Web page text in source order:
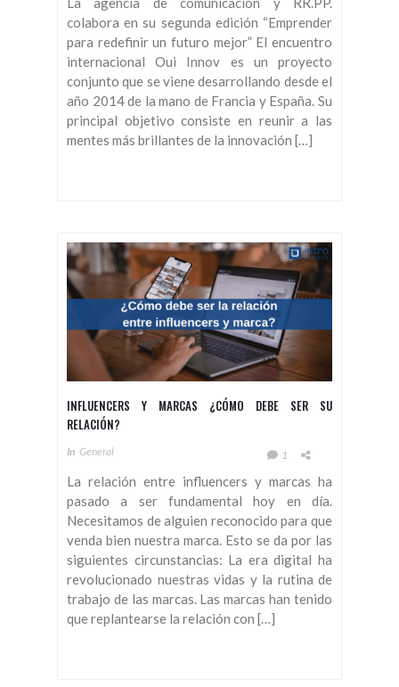
colabora en su segunda edición “Emprender
para redefinir un futuro mejor” El encuentro
internacional Oui Innov es un proyecto
conjunto que se viene desarrollando desde el
año 2014 de la mano de Francia y España. Su
principal objetivo consiste en reunir a las
mentes más brillantes de la innovación […]
INFLUENCERS Y MARCAS ¿CÓMO DEBE SER SU
RELACIÓN?
In General 1
La relación entre influencers y marcas ha
pasado a ser fundamental hoy en día.
Necesitamos de alguien reconocido para que
venda bien nuestra marca. Esto se da por las
siguientes circunstancias: La era digital ha
revolucionado nuestras vidas y la rutina de
trabajo de las marcas. Las marcas han tenido
que replantearse la relación con […]